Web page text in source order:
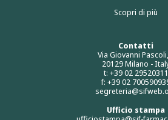
Contatti
Via Giovanni
20129 Milano -
t: +39 02 29520311
f: +39 02
Ufficio stampa
Scopri di più